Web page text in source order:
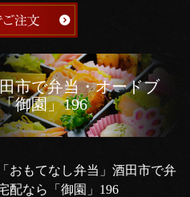
市で弁当・オードブ
御園」196
「おもてなし弁当」酒田市で弁
配なら「御園」196